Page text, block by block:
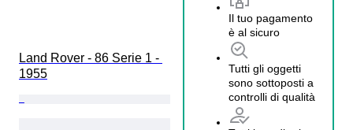
Land Rover - 86 Serie 1 -
1955
Il tuo pagamento
è al sicuro
Tutti gli oggetti
sono sottoposti a
controlli di qualità